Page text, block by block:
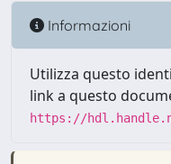
Informazioni
Utilizza questo
link a questo
https://